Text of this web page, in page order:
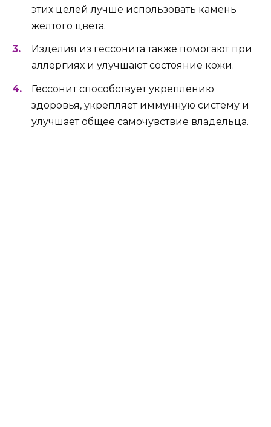
этих целей лучше использовать камень
желтого цвета.
Изделия из гессонита также помогают при
аллергиях и улучшают состояние кожи.
Гессонит способствует укреплению
здоровья, укрепляет иммунную систему и
улучшает общее самочувствие владельца.